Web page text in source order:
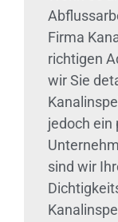
Firma
richtigen
wir Sie
jedoch ein
sind wir